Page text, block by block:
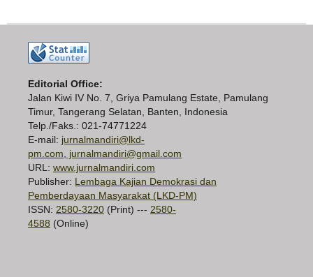
Editorial Office:
Jalan Kiwi IV No. 7, Griya Pamulang Estate, Pamulang
Timur, Tangerang Selatan, Banten, Indonesia
Telp./Faks.: 021-74771224
E-mail: jurnalmandiri@lkd-
pm.com, jurnalmandiri@gmail.com
URL: www.jurnalmandiri.com
Publisher: Lembaga Kajian Demokrasi dan
Pemberdayaan Masyarakat (LKD-PM)
ISSN: 2580-3220 (Print) --- 2580-
4588 (Online)